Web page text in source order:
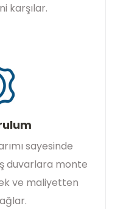
karşılar.
sayesinde
duvarlara monte
ve maliyetten